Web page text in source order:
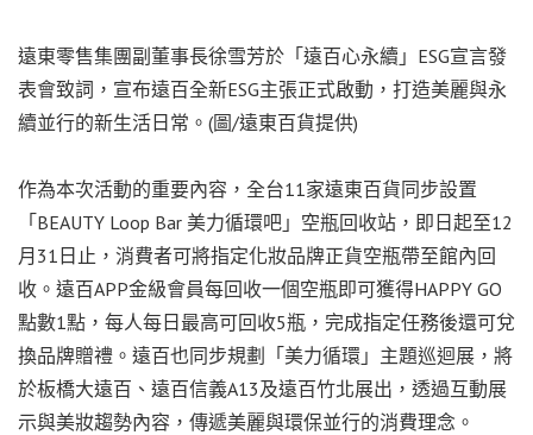
遠東零售集團副董事長徐雪芳於「遠百心永續」ESG宣言發
表會致詞，宣布遠百全新ESG主張正式啟動，打造美麗與永
續並行的新生活日常。(圖/遠東百貨提供)
作為本次活動的重要內容，全台11家遠東百貨同步設置
「BEAUTY Loop Bar 美力循環吧」空瓶回收站，即日起至12
月31日止，消費者可將指定化妝品牌正貨空瓶帶至館內回
收。遠百APP金級會員每回收一個空瓶即可獲得HAPPY GO
點數1點，每人每日最高可回收5瓶，完成指定任務後還可兌
換品牌贈禮。遠百也同步規劃「美力循環」主題巡迴展，將
於板橋大遠百、遠百信義A13及遠百竹北展出，透過互動展
示與美妝趨勢內容，傳遞美麗與環保並行的消費理念。